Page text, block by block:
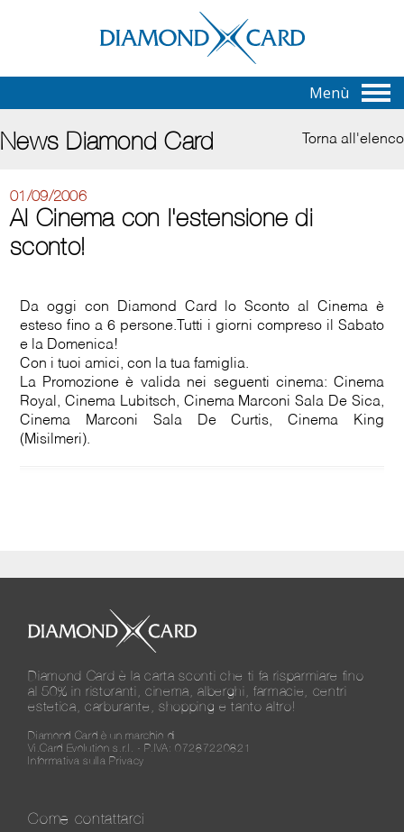
Menù
News Diamond Card Torna all'elenco
01/09/2006
Al Cinema con l'estensione di
sconto!
Da oggi con Diamond Card lo Sconto al Cinema è
esteso fino a 6 persone.Tutti i giorni compreso il Sabato
e la Domenica!
Con i tuoi amici, con la tua famiglia.
La Promozione è valida nei seguenti cinema: Cinema
Royal, Cinema Lubitsch, Cinema Marconi Sala De Sica,
Cinema Marconi Sala De Curtis, Cinema King
(Misilmeri).
Diamond Card è la carta sconti che ti fa risparmiare fino
al 50% in ristoranti, cinema, alberghi, farmacie, centri
estetica, carburante, shopping e tanto altro!
Diamond Card è un marchio di
Vi.Card Evolution s.r.l. - P.IVA: 07287220821
Informativa sulla Privacy
Come contattarci